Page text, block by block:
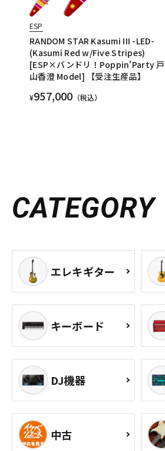
ESP
RANDOM STAR Kasumi III -LED-
(Kasumi Red w/Five Stripes)
[ESP×バンドリ！Poppin'Party 戸
山香澄 Model] 【受注生産品】
¥957,000 （税込）
CATEGORY
エレキギター
キーボード
DJ機器
中古